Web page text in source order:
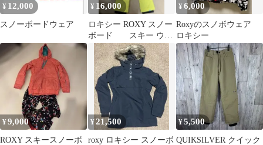
¥ 12,000
スノーボードウェア
¥ 16,000
ロキシー ROXY スノー
ボード スキー ウェ
ア 上下セット
12/L/G/G
¥6,000
Roxyのスノボウェア
ロキシー
¥9,000
ROXY スキースノーボ
¥21,500
roxy ロキシー スノーボ
¥5,500
QUIKSILVER クイック